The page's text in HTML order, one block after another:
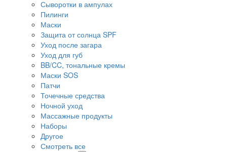
Сыворотки в ампулах
Пилинги
Маски
Защита от солнца SPF
Уход после загара
Уход для губ
BB/CC, тональные кремы
Маски SOS
Патчи
Точечные средства
Ночной уход
Массажные продукты
Наборы
Другое
Смотреть все